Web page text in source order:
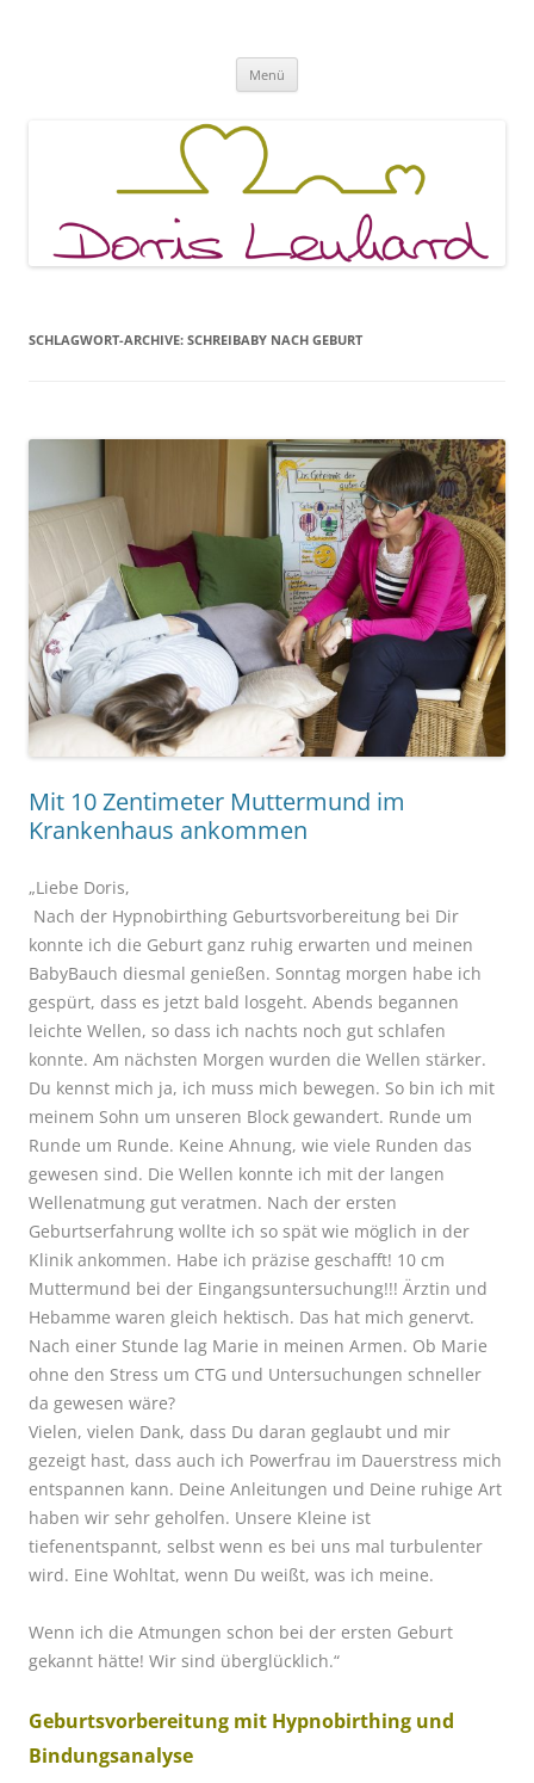
Menü
SCHLAGWORT-ARCHIVE: SCHREIBABY NACH GEBURT
Mit 10 Zentimeter Muttermund im
Krankenhaus ankommen
„Liebe Doris,
Nach der Hypnobirthing Geburtsvorbereitung bei Dir
konnte ich die Geburt ganz ruhig erwarten und meinen
BabyBauch diesmal genießen. Sonntag morgen habe ich
gespürt, dass es jetzt bald losgeht. Abends begannen
leichte Wellen, so dass ich nachts noch gut schlafen
konnte. Am nächsten Morgen wurden die Wellen stärker.
Du kennst mich ja, ich muss mich bewegen. So bin ich mit
meinem Sohn um unseren Block gewandert. Runde um
Runde um Runde. Keine Ahnung, wie viele Runden das
gewesen sind. Die Wellen konnte ich mit der langen
Wellenatmung gut veratmen. Nach der ersten
Geburtserfahrung wollte ich so spät wie möglich in der
Klinik ankommen. Habe ich präzise geschafft! 10 cm
Muttermund bei der Eingangsuntersuchung!!! Ärztin und
Hebamme waren gleich hektisch. Das hat mich genervt.
Nach einer Stunde lag Marie in meinen Armen. Ob Marie
ohne den Stress um CTG und Untersuchungen schneller
da gewesen wäre?
Vielen, vielen Dank, dass Du daran geglaubt und mir
gezeigt hast, dass auch ich Powerfrau im Dauerstress mich
entspannen kann. Deine Anleitungen und Deine ruhige Art
haben wir sehr geholfen. Unsere Kleine ist
tiefenentspannt, selbst wenn es bei uns mal turbulenter
wird. Eine Wohltat, wenn Du weißt, was ich meine.
Wenn ich die Atmungen schon bei der ersten Geburt
gekannt hätte! Wir sind überglücklich.“
Geburtsvorbereitung mit Hypnobirthing und
Bindungsanalyse